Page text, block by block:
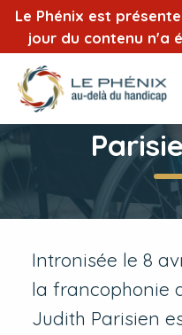
Le Phénix est
jour du contenu n'a
Intronisée le 8
la francophonie
Judith Parisien